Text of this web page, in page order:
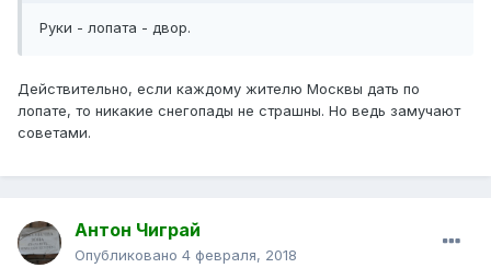
Руки - лопата - двор.
Действительно, если каждому жителю Москвы дать по
лопате, то никакие снегопады не страшны. Но ведь замучают
советами.
Антон Чиграй
Опубликовано 4 февраля, 2018